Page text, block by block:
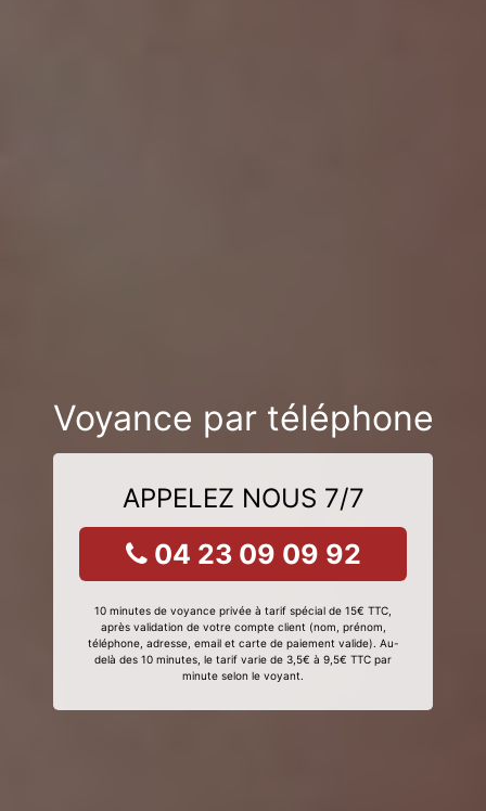
Voyance par téléphone
APPELEZ NOUS 7/7
04 23 09 09 92
10 minutes de voyance privée à tarif spécial de 15€ TTC,
après validation de votre compte client (nom, prénom,
téléphone, adresse, email et carte de paiement valide). Au-
delà des 10 minutes, le tarif varie de 3,5€ à 9,5€ TTC par
minute selon le voyant.